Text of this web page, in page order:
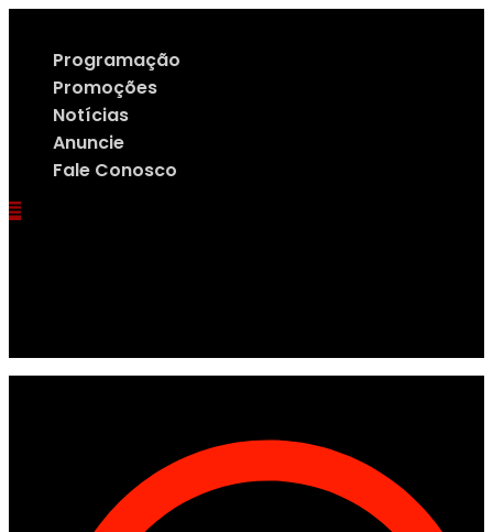
conteúdo
Programação
Promoções
Notícias
Anuncie
Fale Conosco